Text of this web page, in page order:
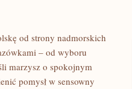
od strony nadmorskich
– od wyboru
marzysz o spokojnym
pomysł w sensowny